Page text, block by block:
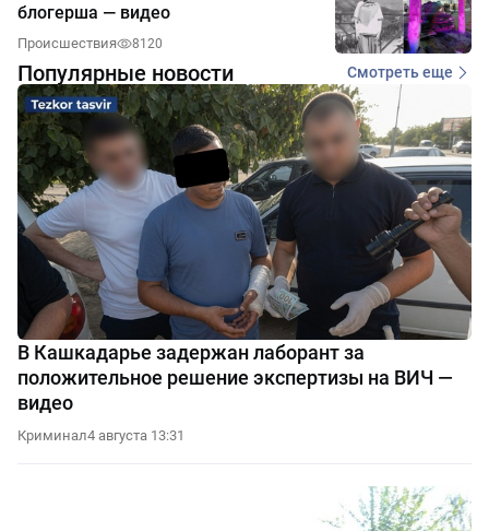
блогерша — видео
Происшествия 8120
Популярные новости Смотреть еще
В Кашкадарье задержан лаборант за
положительное решение экспертизы на ВИЧ —
видео
Криминал4 августа 13:31